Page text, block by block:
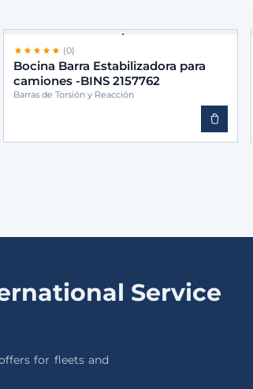
(0)
Bocina Barra Estabilizadora para
camiones -BINS 2157762
Barras de Torsión y Reacción
Service
for fleets and